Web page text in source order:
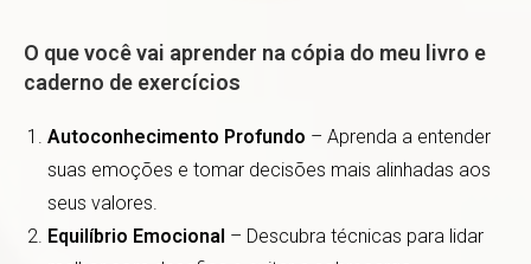
O que você vai aprender na cópia do meu livro e
caderno de exercícios
Autoconhecimento Profundo – Aprenda a entender
suas emoções e tomar decisões mais alinhadas aos
seus valores.
Equilíbrio Emocional – Descubra técnicas para lidar